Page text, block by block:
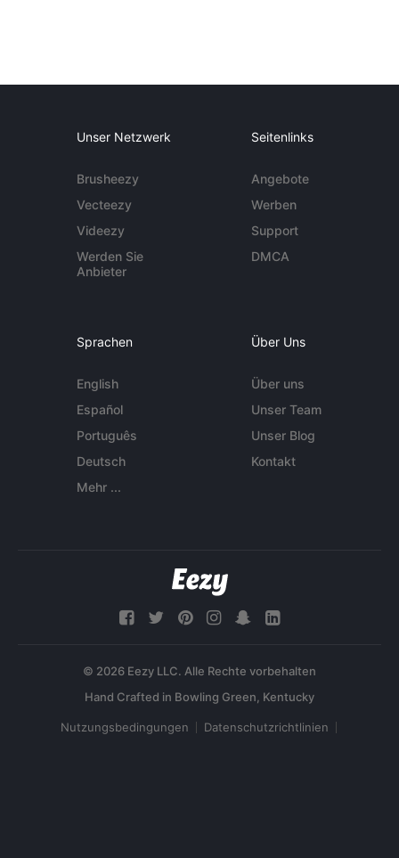
Unser Netzwerk
Brusheezy
Vecteezy
Videezy
Werden Sie
Anbieter
Seitenlinks
Angebote
Werben
Support
DMCA
Sprachen
English
Español
Português
Deutsch
Mehr ...
Über Uns
Über uns
Unser Team
Unser Blog
Kontakt
© 2026 Eezy LLC. Alle Rechte vorbehalten
Nutzungsbedingungen Datenschutzrichtlinien